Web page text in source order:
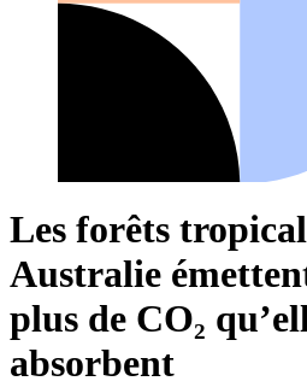
Les forêts
Australie
plus de CO₂
absorbent